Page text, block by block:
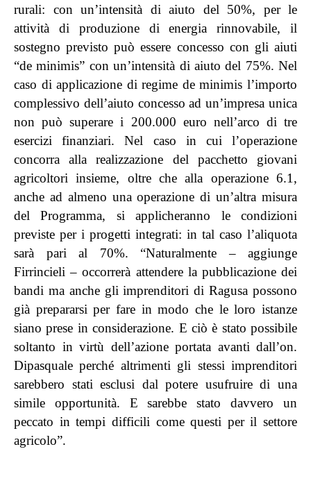
rurali: con un’intensità di aiuto del 50%, per le
attività di produzione di energia rinnovabile, il
sostegno previsto può essere concesso con gli aiuti
“de minimis” con un’intensità di aiuto del 75%. Nel
caso di applicazione di regime de minimis l’importo
complessivo dell’aiuto concesso ad un’impresa unica
non può superare i 200.000 euro nell’arco di tre
esercizi finanziari. Nel caso in cui l’operazione
concorra alla realizzazione del pacchetto giovani
agricoltori insieme, oltre che alla operazione 6.1,
anche ad almeno una operazione di un’altra misura
del Programma, si applicheranno le condizioni
previste per i progetti integrati: in tal caso l’aliquota
sarà pari al 70%. “Naturalmente – aggiunge
Firrincieli – occorrerà attendere la pubblicazione dei
bandi ma anche gli imprenditori di Ragusa possono
già prepararsi per fare in modo che le loro istanze
siano prese in considerazione. E ciò è stato possibile
soltanto in virtù dell’azione portata avanti dall’on.
Dipasquale perché altrimenti gli stessi imprenditori
sarebbero stati esclusi dal potere usufruire di una
simile opportunità. E sarebbe stato davvero un
peccato in tempi difficili come questi per il settore
agricolo”.